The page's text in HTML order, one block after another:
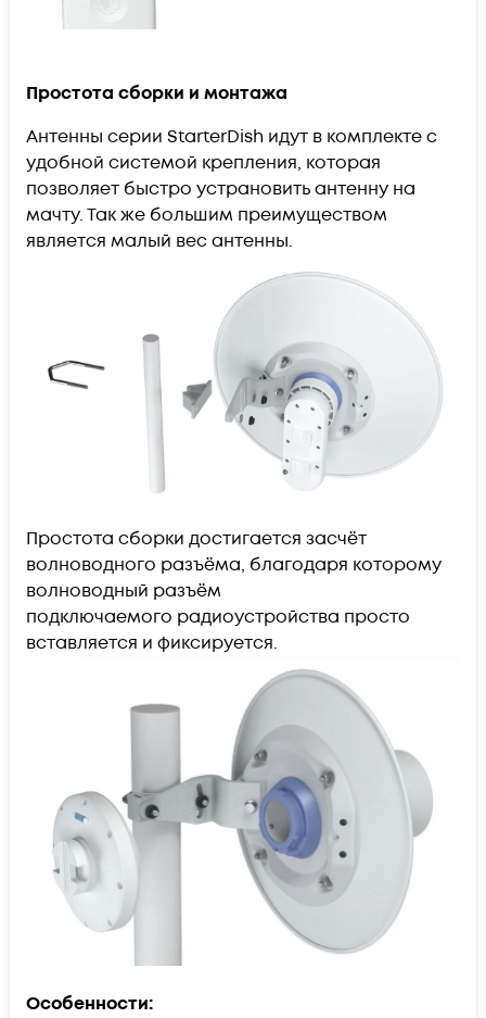
Простота сборки и монтажа
Антенны серии StarterDish идут в комплекте с
удобной системой крепления, которая
позволяет быстро устрановить антенну на
мачту. Так же большим преимуществом
является малый вес антенны.
Простота сборки достигается засчёт
волноводного разъёма, благодаря которому
волноводный разъём
подключаемого радиоустройства просто
вставляется и фиксируется.
Особенности: